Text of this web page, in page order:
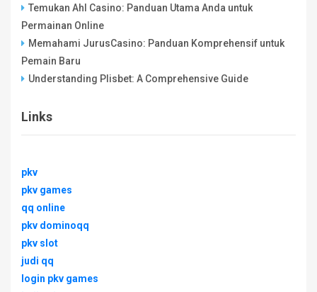
Temukan Ahl Casino: Panduan Utama Anda untuk
Permainan Online
Memahami JurusCasino: Panduan Komprehensif untuk
Pemain Baru
Understanding Plisbet: A Comprehensive Guide
Links
pkv
pkv games
qq online
pkv dominoqq
pkv slot
judi qq
login pkv games